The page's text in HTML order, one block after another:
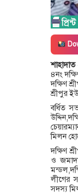
৪নং
দক্ষিণ
শ্রীপুর
বর্ধিত
মিলন
দক্ষিণ
ও
লীগের
সদস্য